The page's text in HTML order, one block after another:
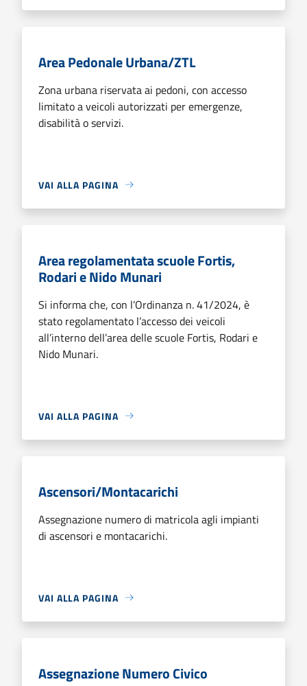
Area Pedonale Urbana/ZTL
Zona urbana riservata ai pedoni, con accesso
limitato a veicoli autorizzati per emergenze,
disabilità o servizi.
VAI ALLA PAGINA
Area regolamentata scuole Fortis,
Rodari e Nido Munari
Si informa che, con l’Ordinanza n. 41/2024, è
stato regolamentato l’accesso dei veicoli
all’interno dell’area delle scuole Fortis, Rodari e
Nido Munari.
VAI ALLA PAGINA
Ascensori/Montacarichi
Assegnazione numero di matricola agli impianti
di ascensori e montacarichi.
VAI ALLA PAGINA
Assegnazione Numero Civico